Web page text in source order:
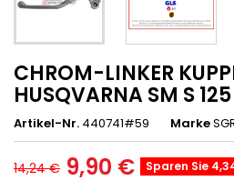
CHROM-LINKER
HUSQVARNA SM S
Artikel-Nr. 440741#59 Marke
14,24 € 9,90 € Sparen Sie